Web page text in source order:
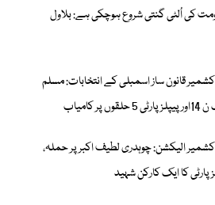
کی اُلٹی گنتی شروع ہوچکی ہے: بلاول
کشمیر قانون ساز اسمبلی کے انتخابات: مسلم
حلقوں پر کامیاب
کشمیر الیکشن: چوہدری لطیف اکبر پر حملہ،
پارٹی کا ایک کارکن شہید